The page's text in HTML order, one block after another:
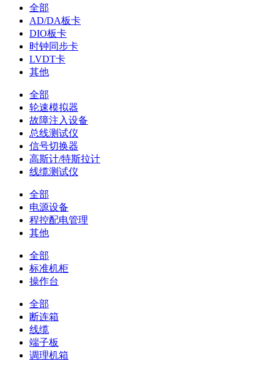
全部
AD/DA板卡
DIO板卡
时钟同步卡
LVDT卡
其他
全部
轮速模拟器
故障注入设备
总线测试仪
信号切换器
高斯计/特斯拉计
线缆测试仪
全部
电源设备
程控配电管理
其他
全部
标准机柜
操作台
全部
断连箱
线缆
端子板
调理机箱